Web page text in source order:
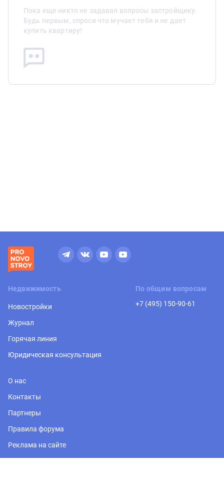
Пока еще никто не задавал вопросы застройщику.
Будь первым, спроси что мучает тебя и не дает
купить квартиру!
Недвижимость
Новостройки
Журнал
Горячая линия
Юридическая консультация
По общим вопросам
+7 (495) 150-90-61
О нас
Контакты
Партнеры
Правила форума
Реклама на сайте